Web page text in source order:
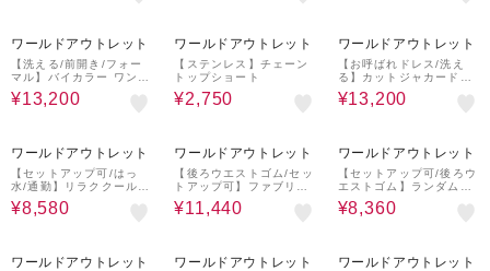
ワールドアウトレット
【洗える/前開き/フォー
マル】バイカラー ワンピ
ース
¥13,200
ワールドアウトレット
【ステンレス】チェーン
トップショート
¥2,750
ワールドアウトレット
【お呼ばれドレス/洗え
る】カットジャカードス
リーブ ワンピース
¥13,200
ワールドアウトレット
【セットアップ可/はっ
水/通勤】リラククール
半袖ブラウス
¥8,580
ワールドアウトレット
【後ろウエストゴム/セッ
トアップ可】ファブリカ
タックスカート
¥11,440
ワールドアウトレット
【セットアップ可/後ろウ
エストゴム】ランダムド
ットスカート
¥8,360
ワールドアウトレット ワールドアウトレット ワールドアウトレット